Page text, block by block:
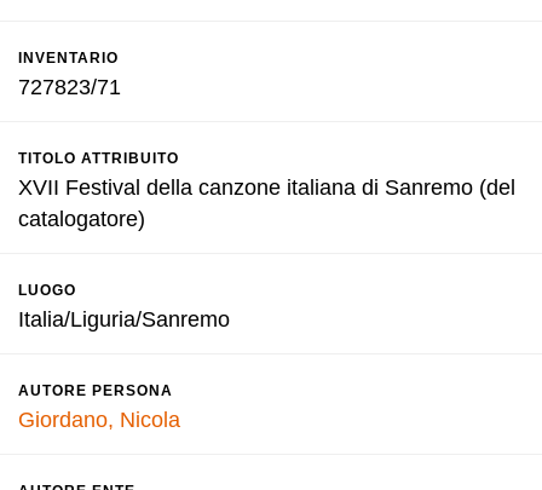
INVENTARIO
727823/71
TITOLO ATTRIBUITO
XVII Festival della canzone italiana di Sanremo (del
catalogatore)
LUOGO
Italia/Liguria/Sanremo
AUTORE PERSONA
Giordano, Nicola